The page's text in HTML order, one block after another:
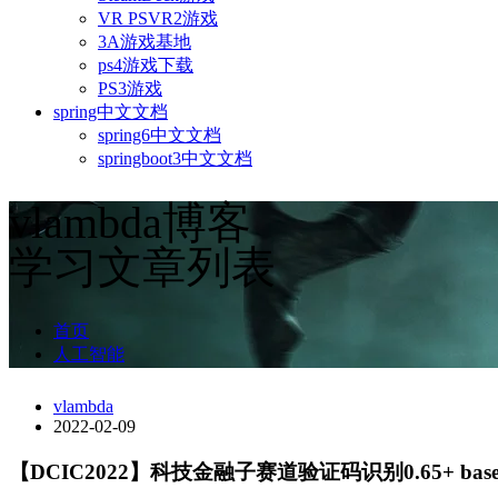
VR PSVR2游戏
3A游戏基地
ps4游戏下载
PS3游戏
spring中文文档
spring6中文文档
springboot3中文文档
vlambda博客
学习文章列表
首页
人工智能
vlambda
2022-02-09
【DCIC2022】科技金融子赛道验证码识别0.65+